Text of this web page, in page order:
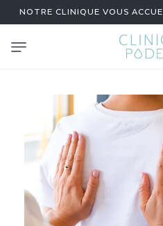
PASSER
AU
NOTRE CLINIQUE VOUS
R
U